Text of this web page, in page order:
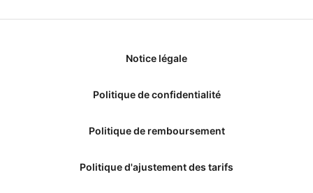
Notice légale
Politique de confidentialité
Politique de remboursement
Politique d'ajustement des tarifs